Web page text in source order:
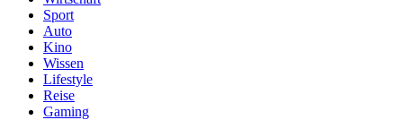
Sport
Auto
Kino
Wissen
Lifestyle
Reise
Gaming